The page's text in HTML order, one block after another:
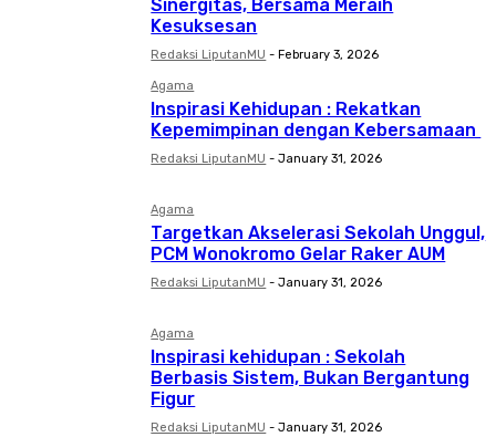
Sinergitas, Bersama Meraih
Kesuksesan
Redaksi LiputanMU - February 3, 2026
Agama
Inspirasi Kehidupan : Rekatkan
Kepemimpinan dengan Kebersamaan
Redaksi LiputanMU - January 31, 2026
Agama
Targetkan Akselerasi Sekolah Unggul,
PCM Wonokromo Gelar Raker AUM
Redaksi LiputanMU - January 31, 2026
Agama
Inspirasi kehidupan : Sekolah
Berbasis Sistem, Bukan Bergantung
Figur
Redaksi LiputanMU - January 31, 2026